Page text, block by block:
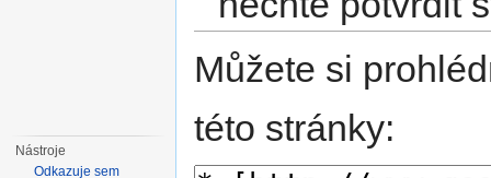
Můžete si
této stránky:
Nástroje
Odkazuje sem